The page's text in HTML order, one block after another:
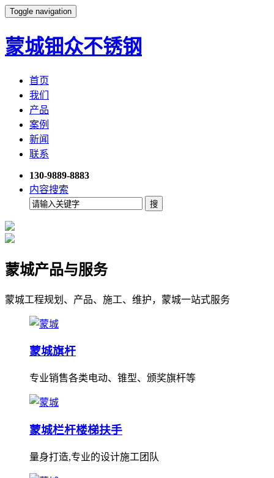
Toggle navigation
蒙城钿众不锈钢
首页
我们
产品
案例
新闻
联系
130-9889-8883
内容搜索
蒙城产品与服务
蒙城工程规划、产品、施工、维护，蒙城一站式服务
蒙城旗杆
专业销售各类电动、锥型、颁奖旗杆等
蒙城栏杆楼梯扶手
量身打造,专业的设计施工团队